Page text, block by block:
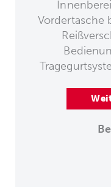
Vordertasche